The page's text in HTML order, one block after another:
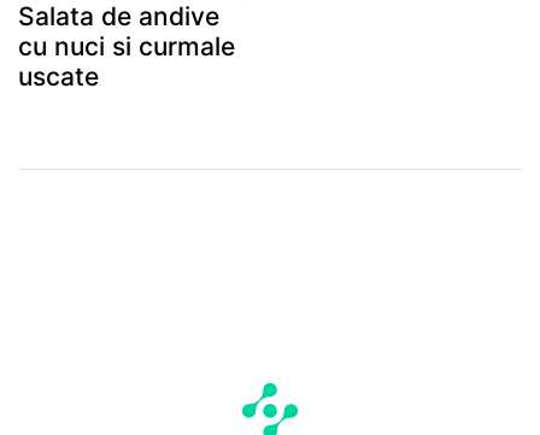
Salata de andive
cu nuci si curmale
uscate